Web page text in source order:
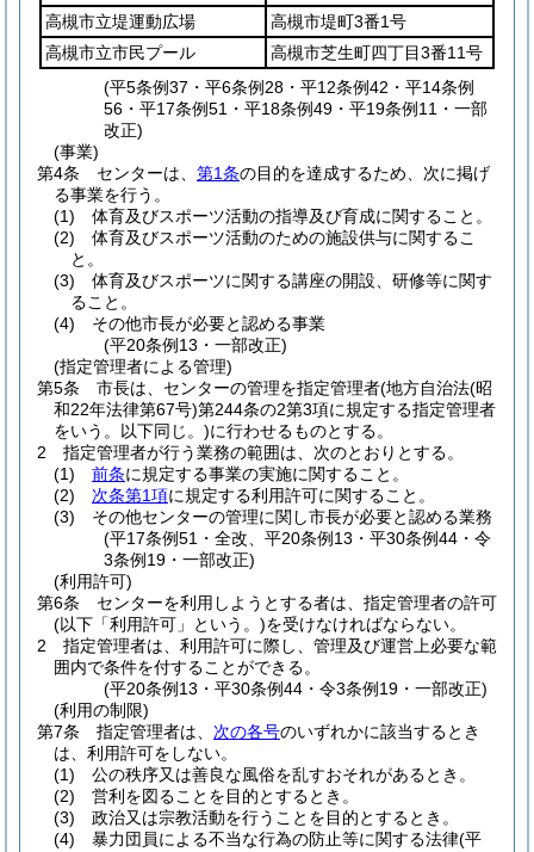
高槻市立堤運動広場
高槻市堤町3番1号
高槻市立市民プール
高槻市芝生町四丁目3番11号
(平5条例37・平6条例28・平12条例42・平14条例
56・平17条例51・平18条例49・平19条例11・一部
改正)
(事業)
第4条
センターは、 第1条の目的を達成するため、次に掲げ
る事業を行う。
(1)
体育及びスポーツ活動の指導及び育成に関すること。
(2)
体育及びスポーツ活動のための施設供与に関するこ
と。
(3)
体育及びスポーツに関する講座の開設、研修等に関す
ること。
(4)
その他市長が必要と認める事業
(平20条例13・一部改正)
(指定管理者による管理)
第5条
市長は、センターの管理を指定管理者(地方自治法(昭
和22年法律第67号)第244条の2第3項に規定する指定管理者
をいう。以下同じ。)に行わせるものとする。
2
指定管理者が行う業務の範囲は、次のとおりとする。
(1)
前条に規定する事業の実施に関すること。
(2)
次条第1項に規定する利用許可に関すること。
(3)
その他センターの管理に関し市長が必要と認める業務
(平17条例51・全改、平20条例13・平30条例44・令
3条例19・一部改正)
(利用許可)
第6条
センターを利用しようとする者は、指定管理者の許可
(以下「利用許可」という。)を受けなければならない。
2
指定管理者は、利用許可に際し、管理及び運営上必要な範
囲内で条件を付することができる。
(平20条例13・平30条例44・令3条例19・一部改正)
(利用の制限)
第7条
指定管理者は、 次の各号のいずれかに該当するとき
は、利用許可をしない。
(1)
公の秩序又は善良な風俗を乱すおそれがあるとき。
(2)
営利を図ることを目的とするとき。
(3)
政治又は宗教活動を行うことを目的とするとき。
(4)
暴力団員による不当な行為の防止等に関する法律(平